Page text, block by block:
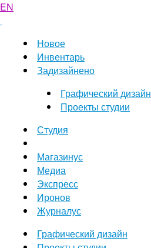
EN
Новое
Инвентарь
Задизайнено
Графический дизайн
Проекты студии
Студия
Магазинус
Медиа
Экспресс
Иронов
Журналус
Графический дизайн